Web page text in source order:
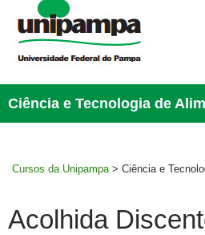
Ciência e Tecnologia de
Cursos da Unipampa > Ciência e
Acolhida